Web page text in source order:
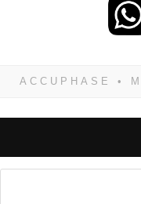
zwangsläufig